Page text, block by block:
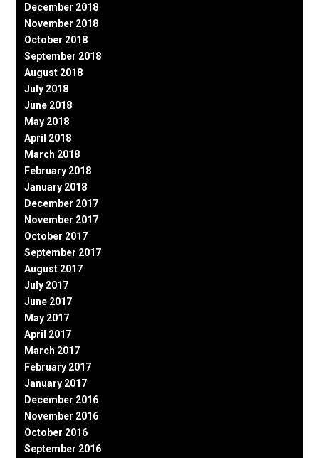
December 2018
November 2018
October 2018
September 2018
August 2018
July 2018
June 2018
May 2018
April 2018
March 2018
February 2018
January 2018
December 2017
November 2017
October 2017
September 2017
August 2017
July 2017
June 2017
May 2017
April 2017
March 2017
February 2017
January 2017
December 2016
November 2016
October 2016
September 2016